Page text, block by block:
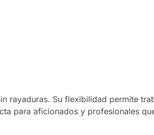
rayaduras. Su flexibilidad permite
para aficionados y profesionales